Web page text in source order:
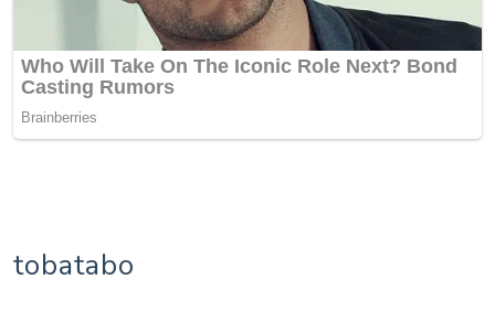
tobatabo